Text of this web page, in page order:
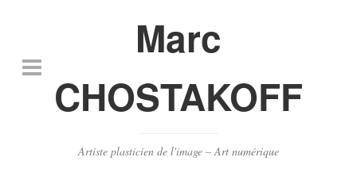
Marc
CHOSTAKOFF
Artiste plasticien de l'image – Art numérique